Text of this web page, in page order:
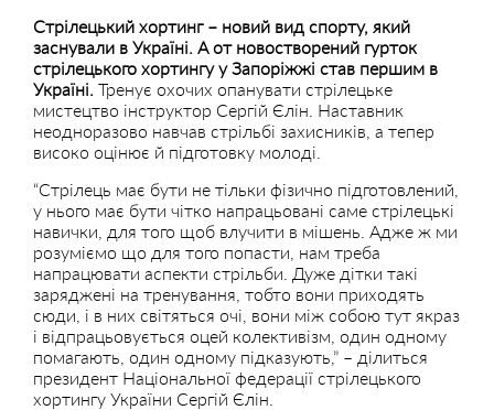
Стрілецький хортинг – новий вид спорту, який
заснували в Україні. А от новостворений гурток
стрілецького хортингу у Запоріжжі став першим в
Україні. Тренує охочих опанувати стрілецьке
мистецтво інструктор Сергій Єлін. Наставник
неодноразово навчав стрільбі захисників, а тепер
високо оцінює й підготовку молоді.
“Стрілець має бути не тільки фізично підготовлений,
у нього має бути чітко напрацьовані саме стрілецькі
навички, для того щоб влучити в мішень. Адже ж ми
розуміємо що для того попасти, нам треба
напрацювати аспекти стрільби. Дуже дітки такі
заряджені на тренування, тобто вони приходять
сюди, і в них світяться очі, вони між собою тут якраз
і відпрацьовується оцей колективізм, один одному
помагають, один одному підказують,” – ділиться
президент Національної федерації стрілецького
хортингу України Сергій Єлін.